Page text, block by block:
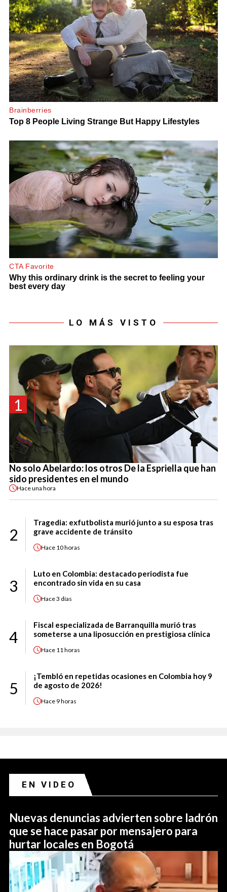
LO MÁS VISTO
1
No solo Abelardo: los otros De la Espriella que han
sido presidentes en el mundo
Haceuna hora
2
Tragedia: exfutbolista murió junto a su esposa tras
grave accidente de tránsito
Hace 10 horas
3
Luto en Colombia: destacado periodista fue
encontrado sin vida en su casa
Hace3 días
4
Fiscal especializada de Barranquilla murió tras
someterse a una liposucción en prestigiosa clínica
Hace 11 horas
5
¡Tembló en repetidas ocasiones en Colombia hoy 9
de agosto de 2026!
Hace 9 horas
EN VIDEO
Nuevas denuncias advierten sobre ladrón
que se hace pasar por mensajero para
hurtar locales en Bogotá